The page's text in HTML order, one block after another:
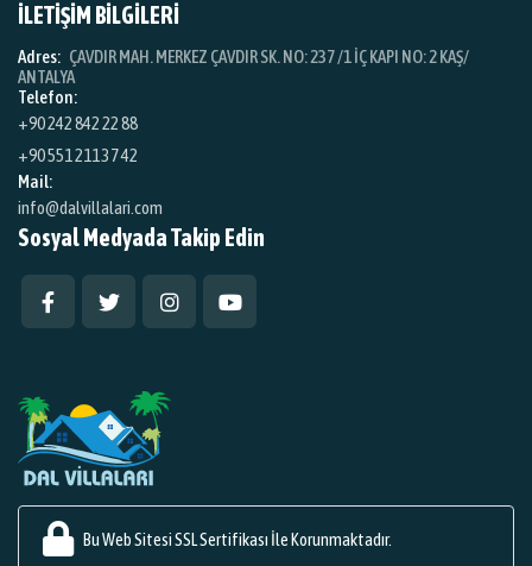
İLETİŞİM BİLGİLERİ
Adres: ÇAVDIR MAH. MERKEZ ÇAVDIR SK. NO: 237 /1 İÇ KAPI NO: 2 KAŞ/
ANTALYA
Telefon:
+90 242 842 22 88
+90 551 211 37 42
Mail:
info@dalvillalari.com
Sosyal Medyada Takip Edin
Bu Web Sitesi SSL Sertifikası İle Korunmaktadır.